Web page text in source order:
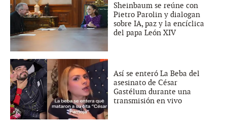
Sheinbaum se reúne con
Pietro Parolin y dialogan
sobre IA, paz y la encíclica
del papa León XIV
Así se enteró La Beba del
asesinato de César
Gastélum durante una
transmisión en vivo